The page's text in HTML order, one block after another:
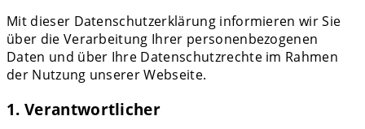
Mit dieser Datenschutzerklärung informieren wir Sie
über die Verarbeitung Ihrer personenbezogenen
Daten und über Ihre Datenschutzrechte im Rahmen
der Nutzung unserer Webseite.
1. Verantwortlicher